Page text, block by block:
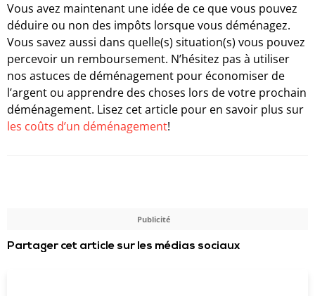
Vous avez maintenant une idée de ce que vous pouvez
déduire ou non des impôts lorsque vous déménagez.
Vous savez aussi dans quelle(s) situation(s) vous pouvez
percevoir un remboursement. N’hésitez pas à utiliser
nos astuces de déménagement pour économiser de
l’argent ou apprendre des choses lors de votre prochain
déménagement. Lisez cet article pour en savoir plus sur
les coûts d’un déménagement!
Publicité
Partager cet article sur les médias sociaux